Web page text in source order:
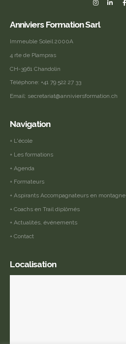
Anniviers Formation Sarl
Immeuble Soleil 2000A
4 rte de Plampras
CH-3961 Chandolin
Téléphone: +41 79 522 27 33
Email: secretariat@anniviersformation.ch
Navigation
+ L'école
+ Les formations
+ Agenda
+ Formateurs
+ Aspirants Accompagnateurs en montagne
+ Coachs en Trail diplômés
+ Actualités, événements
+ Contact
Localisation